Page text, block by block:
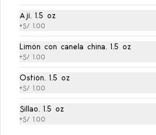
Ají, 1.5 oz
+S/ 1.00
Limón con canela china, 1.5 oz
+S/ 1.00
Ostión, 1.5 oz
+S/ 1.00
Sillao, 1.5 oz
+S/ 1.00